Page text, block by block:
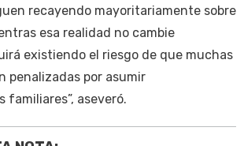
recayendo mayoritariamente sobre
esa realidad no cambie
existiendo el riesgo de que muchas
penalizadas por asumir
familiares”, aseveró.